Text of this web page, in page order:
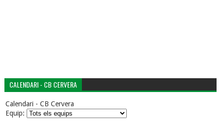
CALENDARI - CB CERVERA
Calendari - CB Cervera
Equip: